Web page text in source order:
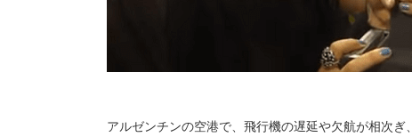
アルゼンチンの空港で、飛行機の遅延や欠航が相次